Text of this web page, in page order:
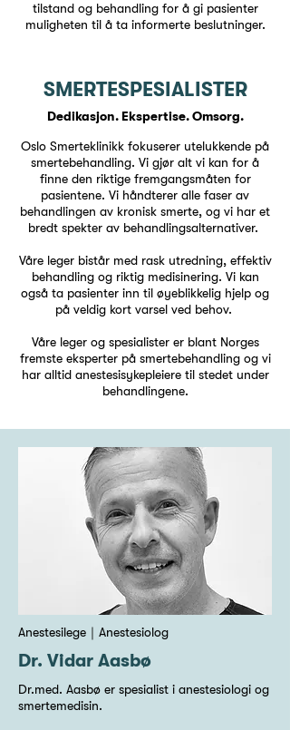
tilstand og behandling for å gi pasienter
muligheten til å ta informerte beslutninger.
SMERTESPESIALISTER
Dedikasjon. Ekspertise. Omsorg.
Oslo Smerteklinikk fokuserer utelukkende på
smertebehandling. Vi gjør alt vi kan for å
finne den riktige fremgangsmåten for
pasientene. Vi håndterer alle faser av
behandlingen av kronisk smerte, og vi har et
bredt spekter av behandlingsalternativer.
Våre leger bistår med rask utredning, effektiv
behandling og riktig medisinering. Vi kan
også ta pasienter inn til øyeblikkelig hjelp og
på veldig kort varsel ved behov.
Våre leger og spesialister er blant Norges
fremste eksperter på smertebehandling og vi
har alltid anestesisykepleiere til stedet under
behandlingene.
Anestesilege｜Anestesiolog
Dr. Vidar Aasbø
Dr.med. Aasbø er spesialist i anestesiologi og
smertemedisin.